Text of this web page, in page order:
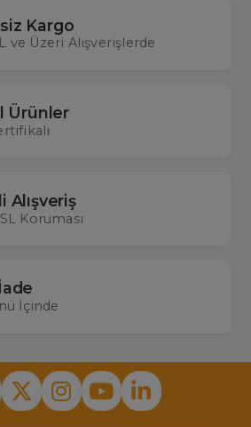
Kargo
ve Üzeri Alışverişlerde
Ürünler
Alışveriş
Koruması
İçinde